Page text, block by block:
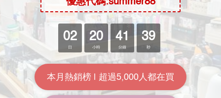
Moon River Mall
關於我們
加入我們